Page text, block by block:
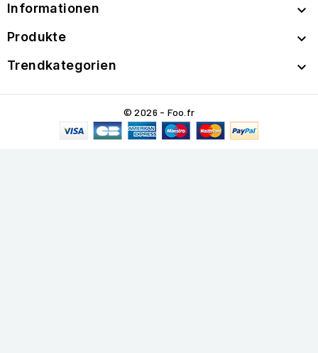
Informationen 
Produkte 
Trendkategorien 
© 2026 - Foo.fr